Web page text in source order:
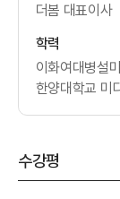
더봄 대표이사
학력
이화여대병설
한양대학교 미
수강평